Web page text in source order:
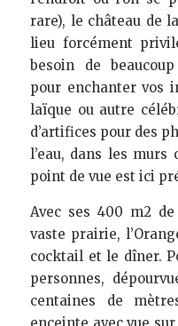
rare), le château de
lieu forcément
besoin de
pour enchanter vos
laïque ou autre
d’artifices pour des
l’eau, dans les
point de vue est ici
Avec ses 400 m2
vaste prairie,
cocktail et le dîner.
personnes,
centaines de